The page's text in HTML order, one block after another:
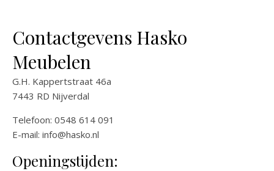
Contactgevens Hasko
Meubelen
G.H. Kappertstraat 46a
7443 RD Nijverdal
Telefoon: 0548 614 091
E-mail: info@hasko.nl
Openingstijden: